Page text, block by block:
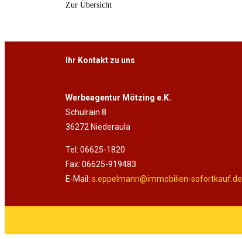
Zur Übersicht
Ihr Kontakt zu uns
Werbeagentur Mötzing e.K.
Schulrain 8
36272 Niederaula
Tel: 06625-1820
Fax: 06625-919483
E-Mail: s.eppelmann@immobilien-sofortkauf.de